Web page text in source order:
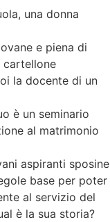
una donna
e piena di
cartellone
la docente di un
è un seminario
al matrimonio
aspiranti sposine
base per poter
al servizio del
è la sua storia?